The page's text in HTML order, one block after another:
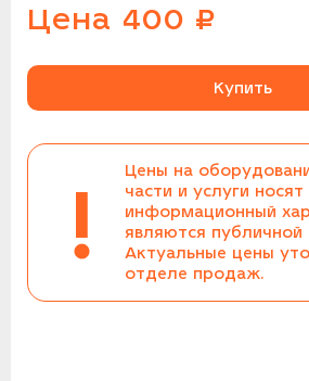
Цена 400 ₽
Купить
!
Цены на
части и услуги носят
информационный
являются
Актуальные цены
отделе продаж.